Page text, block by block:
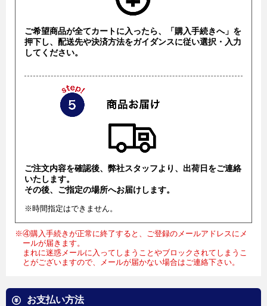
ご希望商品が全てカートに入ったら、「購入手続きへ」を
押下し、配送先や決済方法をガイダンスに従い選択・入力
してください。
ご注文内容を確認後、弊社スタッフより、出荷日をご連絡
いたします。
その後、ご指定の場所へお届けします。
※時間指定はできません。
※④購入手続きが正常に終了すると、ご登録のメールアドレスにメ
ールが届きます。
まれに迷惑メールに入ってしまうことやブロックされてしまうこ
とがございますので、メールが届かない場合はご連絡下さい。
お支払い方法